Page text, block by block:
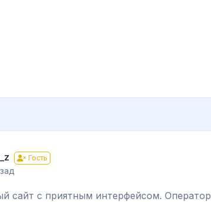
Гость
сайт с приятным интерфейсом.